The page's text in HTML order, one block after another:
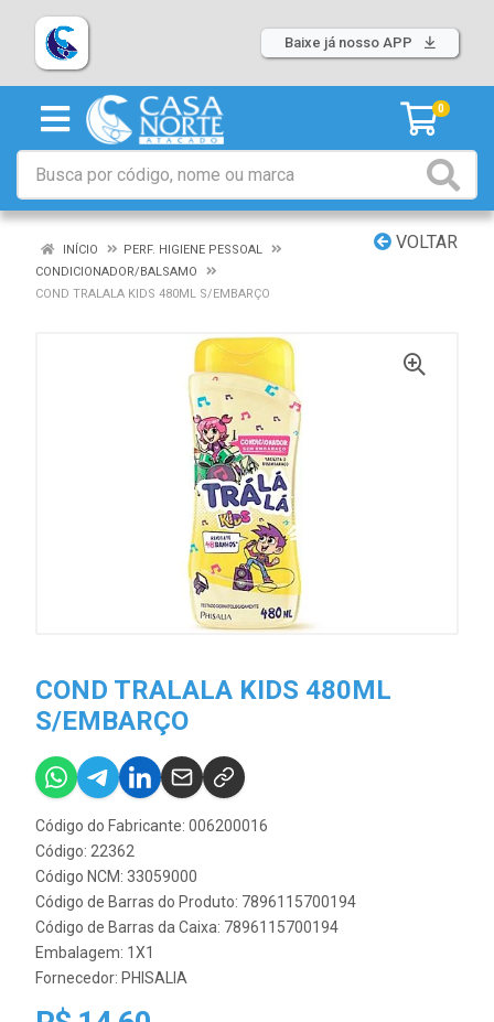
Baixe já nosso APP
0
VOLTAR
INÍCIO
PERF. HIGIENE PESSOAL
CONDICIONADOR/BALSAMO
COND TRALALA KIDS 480ML S/EMBARÇO
COND TRALALA KIDS 480ML
S/EMBARÇO
Código do Fabricante: 006200016
Código: 22362
Código NCM: 33059000
Código de Barras do Produto: 7896115700194
Código de Barras da Caixa: 7896115700194
Embalagem: 1X1
Fornecedor: PHISALIA